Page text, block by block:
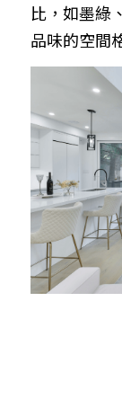
比，如墨綠
品味的空間